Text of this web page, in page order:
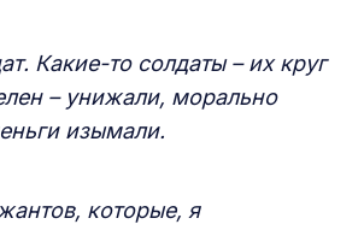
Какие-то солдаты – их круг
– унижали, морально
изымали.
которые, я